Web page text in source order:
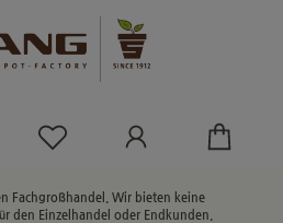
Du hast 0 Produkte
Fachgroßhandel. Wir bieten keine
den Einzelhandel oder Endkunden.